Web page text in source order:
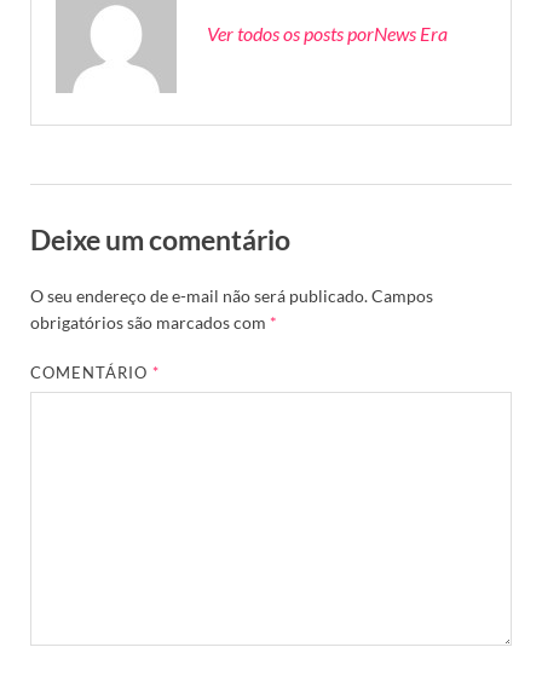
Ver todos os posts porNews Era
Deixe um comentário
O seu endereço de e-mail não será publicado.Campos
obrigatórios são marcados com *
COMENTÁRIO*